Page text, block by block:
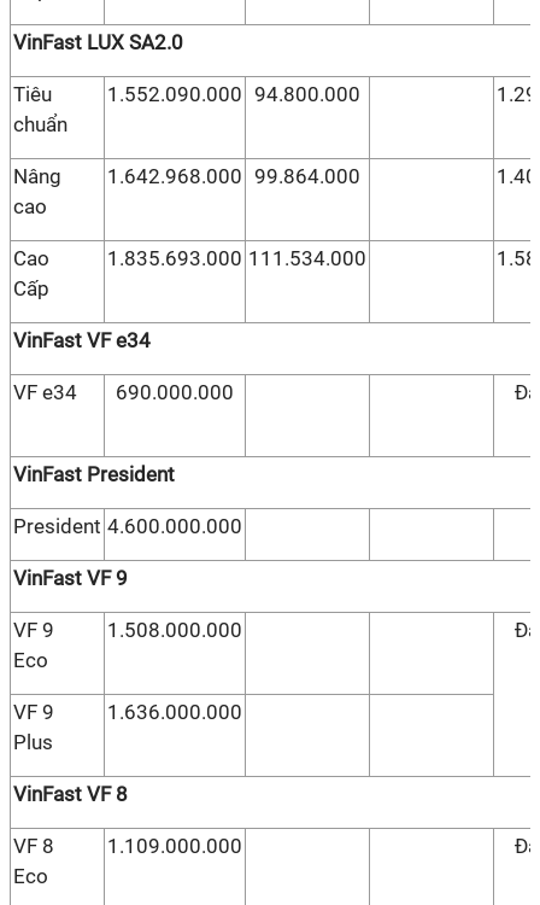
VinFast LUX SA2.0
Tiêu
chuẩn
1.552.090.000 94.800.000
Nâng
cao
1.642.968.000 99.864.000
Cao
Cấp
1.835.693.000 111.534.000
VinFast VF e34
VF e34 690.000.000
VinFast President
President 4.600.000.000
VinFast VF 9
VF 9
Eco
1.508.000.000
VF 9
Plus
1.636.000.000
VinFast VF 8
VF 8
Eco
1.109.000.000